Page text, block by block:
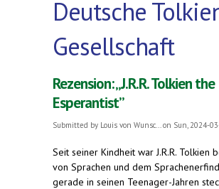
Deutsche
Gesellschaft
Rezension: „J.R.R. Tolkien the
Esperantist”
Submitted by Louis von Wunsc... on Sun, 2024-
Seit seiner Kindheit war J.R.R. Tolkien
von Sprachen und dem
gerade in seinen Teenager-Jahren